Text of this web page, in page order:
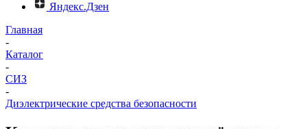
Яндекс.Дзен
Главная
-
Каталог
-
СИЗ
-
Диэлектрические средства безопасности